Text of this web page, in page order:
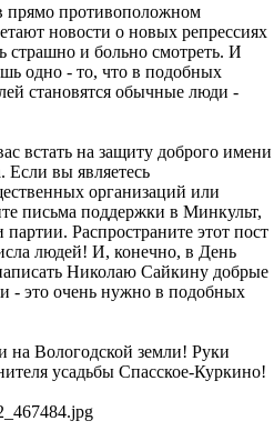
противоположном
новости о новых репрессиях
страшно и больно смотреть. И
одно - то, что в подобных
становятся обычные люди -
встать на защиту доброго имени
вы являетесь
организаций или
письма поддержки в Минкульт,
Распространите этот пост
людей! И, конечно, в День
Николаю Сайкину добрые
- это очень нужно в подобных
на Вологодской земли! Руки
усадьбы Спасское-Куркино!